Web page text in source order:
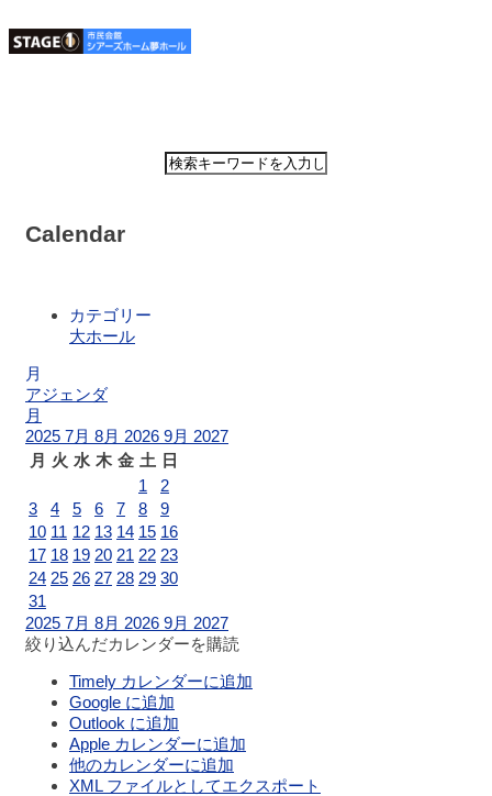
ト案内
ール
大会
議室
スケ
ジュ
ール
ド
施設案内
大ホ
ール
Calendar
カテゴリー
大ホール
月
アジェンダ
月
2025 7月 8月 2026 9月 2027
月 火 水 木 金 土 日
1
2
3
4 5 6 7 8
9
10 11 12 13 14 15 16
17 18 19 20 21 22 23
24 25 26 27 28 29 30
31
2025 7月 8月 2026 9月 2027
絞り込んだカレンダーを購読
Timely カレンダーに追加
Google に追加
Outlook に追加
Apple カレンダーに追加
他のカレンダーに追加
XML ファイルとしてエクスポート